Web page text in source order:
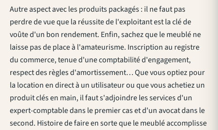
Autre aspect avec les produits packagés : il ne faut pas
perdre de vue que la réussite de l'exploitant est la clé de
voûte d'un bon rendement. Enfin, sachez que le meublé ne
laisse pas de place à l'amateurisme. Inscription au registre
du commerce, tenue d'une comptabilité d'engagement,
respect des règles d'amortissement… Que vous optiez pour
la location en direct à un utilisateur ou que vous achetiez un
produit clés en main, il faut s'adjoindre les services d'un
expert-comptable dans le premier cas et d'un avocat dans le
second. Histoire de faire en sorte que le meublé accomplisse